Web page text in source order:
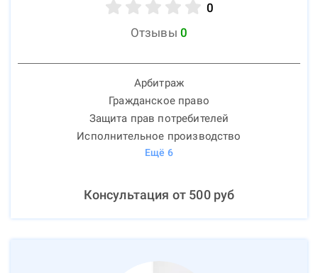
0
Отзывы 0
Арбитраж
Гражданское право
Защита прав потребителей
Исполнительное производство
Ещё 6
Консультация от 500руб